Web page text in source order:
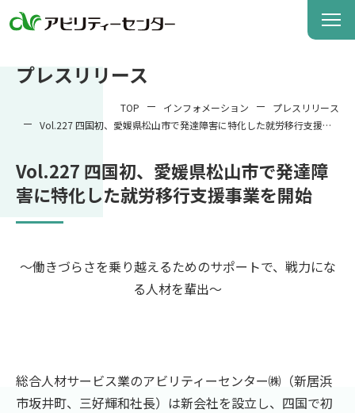
プレスリリース
TOP インフォメーション
プレスリリース
Vol.227 四国初、愛媛県松山市で発達障害に特化した就労移行支援事
Vol.227 四国初、愛媛県松山市で発達障
害に特化した就労移行支援事業を開始
～働きづらさを乗り越えるためのサポートで、戦力にな
る人材を輩出～
総合人材サービス業のアビリティーセンター㈱（新居浜
市坂井町、三好輝和社長）は新会社を設立し、四国で初